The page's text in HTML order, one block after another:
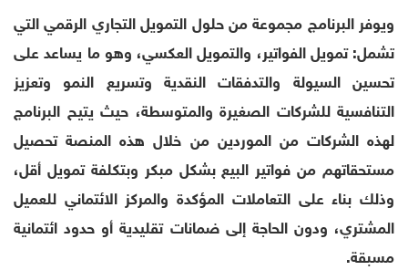
ويوفر البرنامج مجموعة من حلول التمويل التجاري الرقمي التي
تشمل: تمويل الفواتير، والتمويل العكسي، وهو ما يساعد على
تحسين السيولة والتدفقات النقدية وتسريع النمو وتعزيز
التنافسية للشركات الصغيرة والمتوسطة، حيث يتيح البرنامج
لهذه الشركات من الموردين من خلال هذه المنصة تحصيل
مستحقاتهم من فواتير البيع بشكل مبكر وبتكلفة تمويل أقل،
وذلك بناء على التعاملات المؤكدة والمركز الائتماني للعميل
المشتري، ودون الحاجة إلى ضمانات تقليدية أو حدود ائتمانية
مسبقة.